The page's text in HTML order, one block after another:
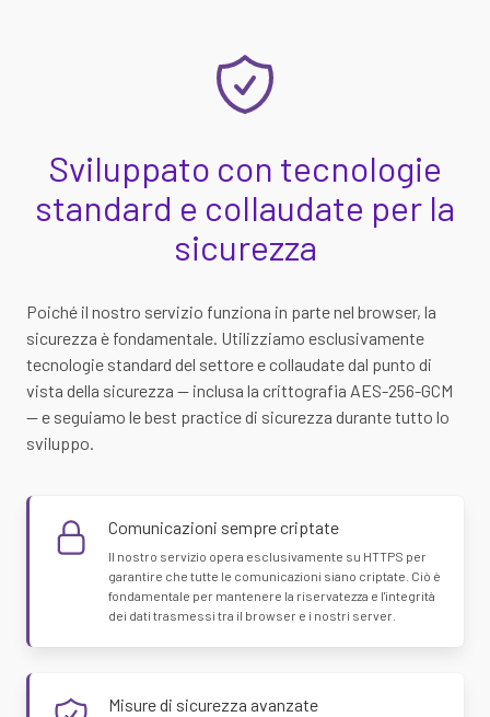
Sviluppato con tecnologie
standard e collaudate per la
sicurezza
Poiché il nostro servizio funziona in parte nel browser, la
sicurezza è fondamentale. Utilizziamo esclusivamente
tecnologie standard del settore e collaudate dal punto di
vista della sicurezza — inclusa la crittografia AES-256-GCM
— e seguiamo le best practice di sicurezza durante tutto lo
sviluppo.
Comunicazioni sempre criptate
Il nostro servizio opera esclusivamente su HTTPS per
garantire che tutte le comunicazioni siano criptate. Ciò è
fondamentale per mantenere la riservatezza e l'integrità
dei dati trasmessi tra il browser e i nostri server.
Misure di sicurezza avanzate